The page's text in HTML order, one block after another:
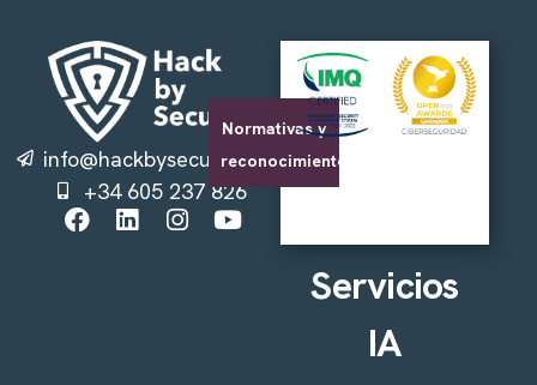
info@hackbysecurity.com
+34 605 237 826
Normativas y
reconocimientos
Servicios
IA